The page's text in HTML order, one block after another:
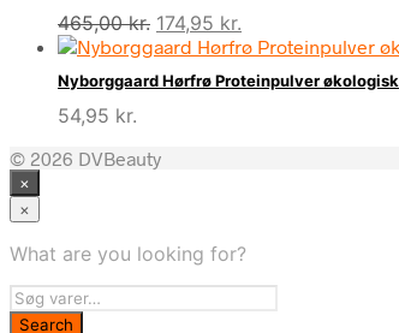
465,00kr. Den
oprindelige
pris
var:
174,95 kr.
aktuelle
pris
er:
Nyborggaard Hørfrø Proteinpulver økologisk
54,95 kr.
© 2026 DVBeauty
×
×
What are you looking for?